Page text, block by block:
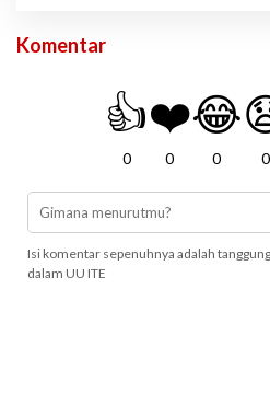
Komentar
👍
0
❤️
0
😂
0 0
Isi komentar sepenuhnya adalah
dalam UU ITE